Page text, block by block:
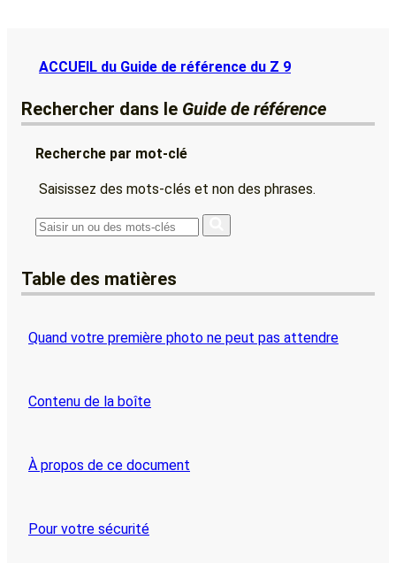
ACCUEIL du Guide de référence du Z 9
Rechercher dans le Guide de référence
Recherche par mot-clé
Saisissez des mots-clés et non des phrases.
Table des matières
Quand votre première photo ne peut pas attendre
Contenu de la boîte
À propos de ce document
Pour votre sécurité